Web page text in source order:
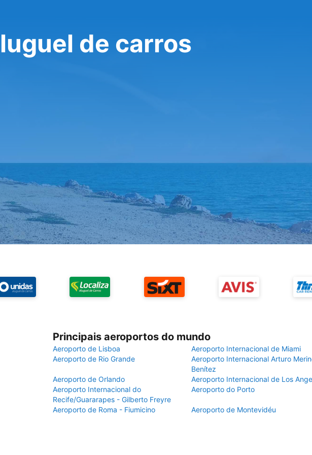
de carros
Principais aeroportos do mundo
Aeroporto de Lisboa
Aeroporto Internacional de Miami
Aeroporto de Rio Grande
Aeroporto Internacional Arturo
Benítez
Aeroporto de Orlando
Aeroporto Internacional de Los
Aeroporto Internacional do
Recife/Guararapes - Gilberto Freyre
Aeroporto do Porto
Aeroporto de Roma - Fiumicino Aeroporto de Montevidéu